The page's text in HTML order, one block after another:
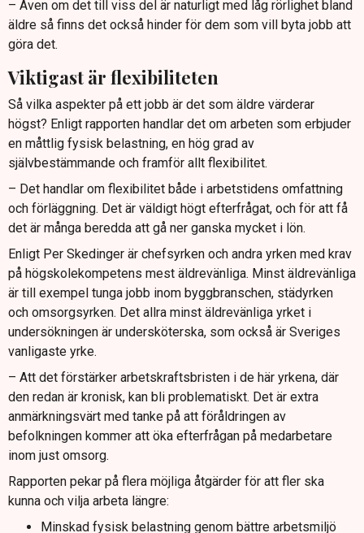
– Även om det till viss del är naturligt med låg rörlighet bland
äldre så finns det också hinder för dem som vill byta jobb att
göra det.
Viktigast är flexibiliteten
Så vilka aspekter på ett jobb är det som äldre värderar
högst? Enligt rapporten handlar det om arbeten som erbjuder
en måttlig fysisk belastning, en hög grad av
självbestämmande och framför allt flexibilitet.
– Det handlar om flexibilitet både i arbetstidens omfattning
och förläggning. Det är väldigt högt efterfrågat, och för att få
det är många beredda att gå ner ganska mycket i lön.
Enligt Per Skedinger är chefsyrken och andra yrken med krav
på högskolekompetens mest äldrevänliga. Minst äldrevänliga
är till exempel tunga jobb inom byggbranschen, städyrken
och omsorgsyrken. Det allra minst äldrevänliga yrket i
undersökningen är undersköterska, som också är Sveriges
vanligaste yrke.
– Att det förstärker arbetskraftsbristen i de här yrkena, där
den redan är kronisk, kan bli problematiskt. Det är extra
anmärkningsvärt med tanke på att föråldringen av
befolkningen kommer att öka efterfrågan på medarbetare
inom just omsorg.
Rapporten pekar på flera möjliga åtgärder för att fler ska
kunna och vilja arbeta längre:
Minskad fysisk belastning genom bättre arbetsmiljö